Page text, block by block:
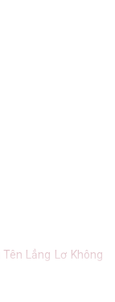
Tên Lẳng Lơ Không